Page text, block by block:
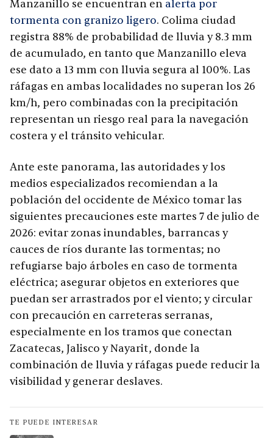
Manzanillo se encuentran en alerta por
tormenta con granizo ligero. Colima ciudad
registra 88% de probabilidad de lluvia y 8.3 mm
de acumulado, en tanto que Manzanillo eleva
ese dato a 13 mm con lluvia segura al 100%. Las
ráfagas en ambas localidades no superan los 26
km/h, pero combinadas con la precipitación
representan un riesgo real para la navegación
costera y el tránsito vehicular.
Ante este panorama, las autoridades y los
medios especializados recomiendan a la
población del occidente de México tomar las
siguientes precauciones este martes 7 de julio de
2026: evitar zonas inundables, barrancas y
cauces de ríos durante las tormentas; no
refugiarse bajo árboles en caso de tormenta
eléctrica; asegurar objetos en exteriores que
puedan ser arrastrados por el viento; y circular
con precaución en carreteras serranas,
especialmente en los tramos que conectan
Zacatecas, Jalisco y Nayarit, donde la
combinación de lluvia y ráfagas puede reducir la
visibilidad y generar deslaves.
TE PUEDE INTERESAR